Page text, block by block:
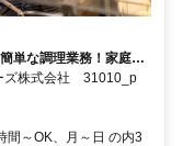
単な調理業務！家庭の
ズ株式会社 31010_p
間～OK、月～日 の内3